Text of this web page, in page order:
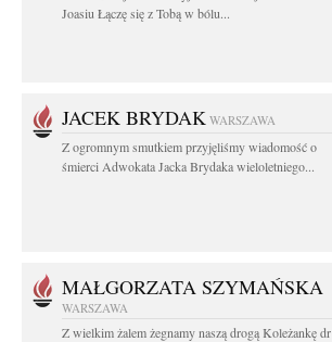
Joasiu Łączę się z Tobą w bólu...
JACEK BRYDAK WARSZAWA
Z ogromnym smutkiem przyjęliśmy wiadomość o
śmierci Adwokata Jacka Brydaka wieloletniego...
MAŁGORZATA SZYMAŃSKA
WARSZAWA
Z wielkim żalem żegnamy naszą drogą Koleżankę dr